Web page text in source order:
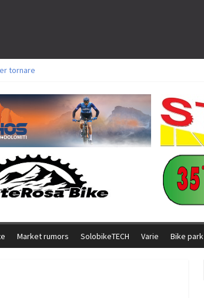
tornare
Grossmann e Gallis. Signorelli 5^ la migliore tra gli italiani
sfida agonistica di una leggendaria storia
secondo argento azzurro a Monteceneri
Market rumors SolobikeTECH Varie Bike park